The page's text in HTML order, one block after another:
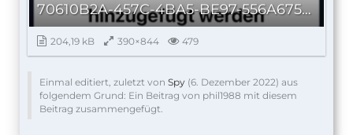
70610B2A-457C-4BA5-BE97-556A675335E9_autoscaled.png
204,19 kB 390×844 479
Einmal editiert, zuletzt von Spy (6. Dezember 2022) aus
folgendem Grund: Ein Beitrag von phil1988 mit diesem
Beitrag zusammengefügt.